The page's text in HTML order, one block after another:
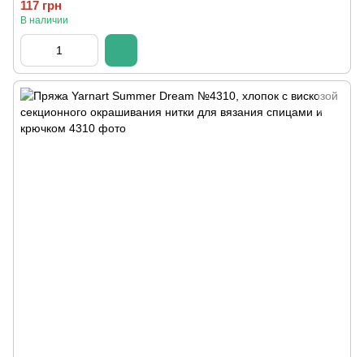
117 грн
В наличии